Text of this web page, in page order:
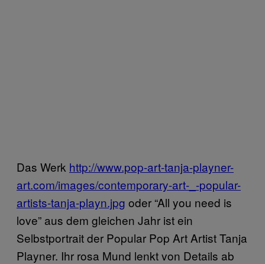
Das Werk http://www.pop-art-tanja-playner-
art.com/images/contemporary-art-_-popular-
artists-tanja-playn.jpg oder “All you need is
love” aus dem gleichen Jahr ist ein
Selbstportrait der Popular Pop Art Artist Tanja
Playner. Ihr rosa Mund lenkt von Details ab